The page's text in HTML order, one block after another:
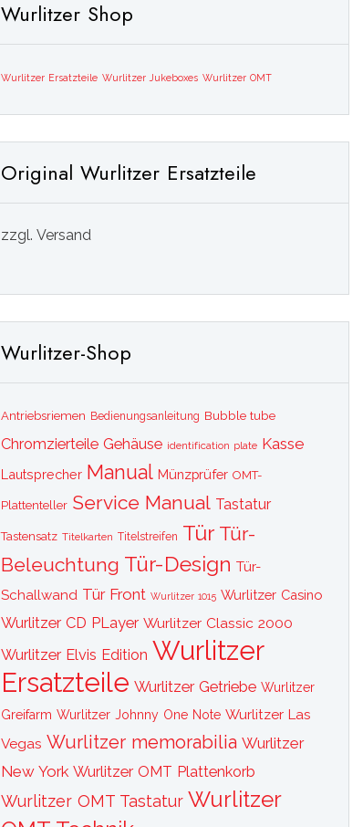
Wurlitzer Shop
Wurlitzer Ersatzteile Wurlitzer Jukeboxes Wurlitzer OMT
Original Wurlitzer Ersatzteile
zzgl. Versand
Wurlitzer-Shop
Antriebsriemen Bedienungsanleitung Bubble tube
Chromzierteile Gehäuse identification plate Kasse
Lautsprecher Manual Münzprüfer OMT-
Plattenteller Service Manual Tastatur
Tastensatz Titelkarten Titelstreifen Tür Tür-
Beleuchtung Tür-Design Tür-
Schallwand Tür Front Wurlitzer 1015 Wurlitzer Casino
Wurlitzer CD PLayer Wurlitzer Classic 2000
Wurlitzer Elvis Edition Wurlitzer
Ersatzteile Wurlitzer Getriebe Wurlitzer
Greifarm Wurlitzer Johnny One Note Wurlitzer Las
Vegas Wurlitzer memorabilia Wurlitzer
New York Wurlitzer OMT Plattenkorb
Wurlitzer OMT Tastatur Wurlitzer